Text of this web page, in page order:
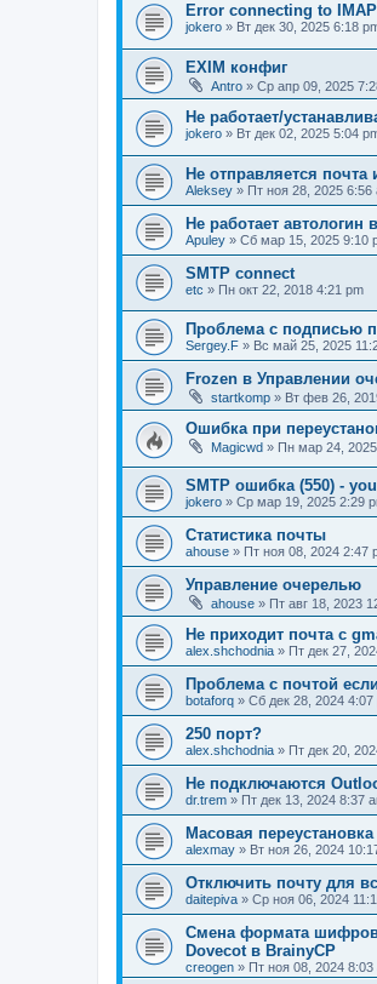
Error connecting to
jokero » Вт дек 30, 2025 6:18
EXIM конфиг
Antro » Ср апр 09, 2025
Не работает/
jokero » Вт дек 02, 2025 5:04
Не отправляется
Aleksey » Пт ноя 28, 2025 6:56
Не работает автологин
Apuley » Сб мар 15, 2025 9:10
SMTP connect
etc » Пн окт 22, 2018 4:21 pm
Проблема с подписью
Sergey.F » Вс май 25, 2025
Frozen в Управлении
startkomp » Вт фев 26,
Ошибка при
Magicwd » Пн мар 24,
SMTP ошибка (550) -
jokero » Ср мар 19, 2025 2:29
Статистика почты
ahouse » Пт ноя 08, 2024 2:47
Управление очерелью
ahouse » Пт авг 18, 2023
Не приходит почта с
alex.shchodnia » Пт дек 27,
Проблема с почтой
botaforq » Сб дек 28, 2024 4:07
250 порт?
alex.shchodnia » Пт дек 20,
Не подключаются
dr.trem » Пт дек 13, 2024 8:37
Масовая
alexmay » Вт ноя 26, 2024
Отключить почту для
daitepiva » Ср ноя 06, 2024
Смена формата
Dovecot в BrainyCP
creogen » Пт ноя 08, 2024 8:03